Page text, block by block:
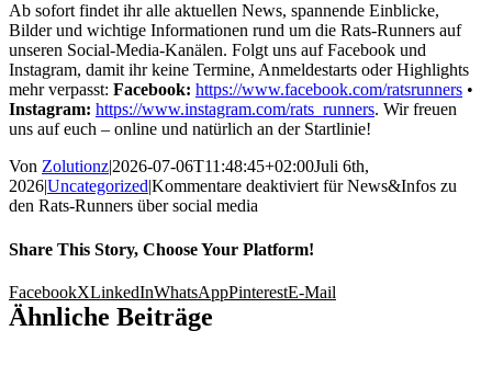
Ab sofort findet ihr alle aktuellen News, spannende Einblicke,
Bilder und wichtige Informationen rund um die Rats-Runners auf
unseren Social-Media-Kanälen. Folgt uns auf Facebook und
Instagram, damit ihr keine Termine, Anmeldestarts oder Highlights
mehr verpasst: Facebook: https://www.facebook.com/ratsrunners •
Instagram: https://www.instagram.com/rats_runners. Wir freuen
uns auf euch – online und natürlich an der Startlinie!
Von Zolutionz|2026-07-06T11:48:45+02:00Juli 6th,
2026|Uncategorized|Kommentare deaktiviertfür News&Infos zu
den Rats-Runners über social media
Share This Story, Choose Your Platform!
FacebookXLinkedInWhatsAppPinterestE-Mail
Ähnliche Beiträge